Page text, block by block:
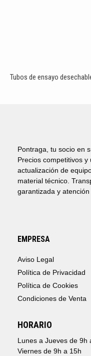
Pontraga, tu socio en
Precios competitivos
actualización de
material técnico.
garantizada y
EMPRESA
Aviso Legal
Política de Privacidad
Política de Cookies
Condiciones de Venta
HORARIO
Lunes a Jueves de 9h
Viernes de 9h a 15h